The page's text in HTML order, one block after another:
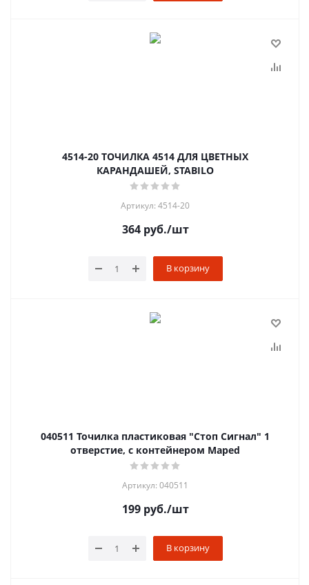
4514-20 ТОЧИЛКА 4514 ДЛЯ ЦВЕТНЫХ
КАРАНДАШЕЙ, STABILO
Артикул: 4514-20
364руб./шт
В корзину
040511 Точилка пластиковая "Стоп Сигнал" 1
отверстие, с контейнером Maped
Артикул: 040511
199руб./шт
В корзину